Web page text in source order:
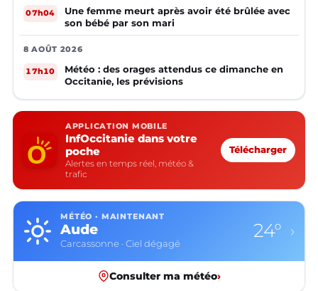
07h04
Une femme meurt après avoir été brûlée avec
son bébé par son mari
8 AOÛT 2026
17h10
Météo : des orages attendus ce dimanche en
Occitanie, les prévisions
APPLICATION MOBILE
InfOccitanie dans votre
poche
Alertes en temps réel, météo &
trafic
Télécharger
MÉTÉO · MAINTENANT
Aude
Carcassonne · Ciel dégagé
24° ›
Consulter ma météo›